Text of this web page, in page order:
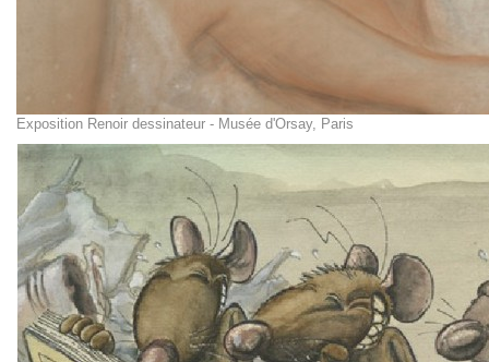
Exposition Renoir dessinateur - Musée d'Orsay, Paris